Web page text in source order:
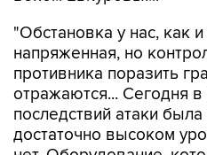
"Обстановка у нас, как
напряженная, но
противника поразить
отражаются... Сегодня
последствий атаки
достаточно высоком